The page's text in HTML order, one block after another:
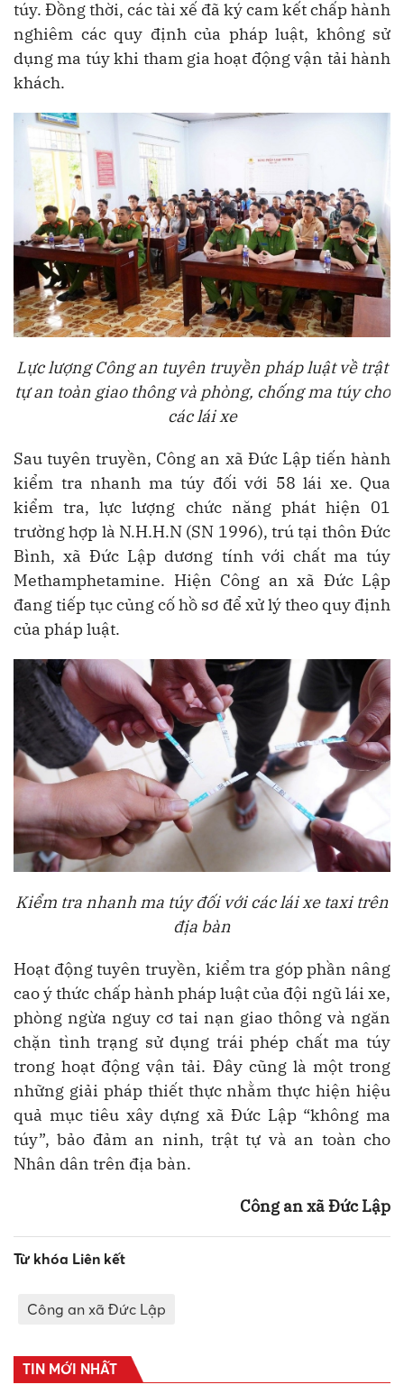
túy. Đồng thời, các tài xế đã ký cam kết chấp hành
nghiêm các quy định của pháp luật, không sử
dụng ma túy khi tham gia hoạt động vận tải hành
khách.
Lực lượng Công an tuyên truyền pháp luật về trật
tự an toàn giao thông và phòng, chống ma túy cho
các lái xe
Sau tuyên truyền, Công an xã Đức Lập tiến hành
kiểm tra nhanh ma túy đối với 58 lái xe. Qua
kiểm tra, lực lượng chức năng phát hiện 01
trường hợp là N.H.H.N (SN 1996), trú tại thôn Đức
Bình, xã Đức Lập dương tính với chất ma túy
Methamphetamine. Hiện Công an xã Đức Lập
đang tiếp tục củng cố hồ sơ để xử lý theo quy định
của pháp luật.
Kiểm tra nhanh ma túy đối với các lái xe taxi trên
địa bàn
Hoạt động tuyên truyền, kiểm tra góp phần nâng
cao ý thức chấp hành pháp luật của đội ngũ lái xe,
phòng ngừa nguy cơ tai nạn giao thông và ngăn
chặn tình trạng sử dụng trái phép chất ma túy
trong hoạt động vận tải. Đây cũng là một trong
những giải pháp thiết thực nhằm thực hiện hiệu
quả mục tiêu xây dựng xã Đức Lập “không ma
túy”, bảo đảm an ninh, trật tự và an toàn cho
Nhân dân trên địa bàn.
Công an xã Đức Lập
Từ khóa Liên kết
Công an xã Đức Lập
TIN MỚI NHẤT